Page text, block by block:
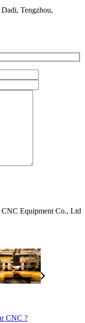
Tengzhou,
Equipment Co., Ltd
CNC ?